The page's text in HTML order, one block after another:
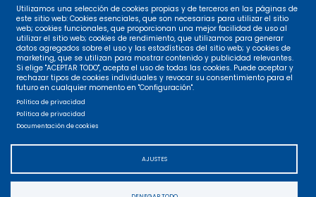
Contacto
Legal
Privacidad
Accesibilidad
Utilizamos una selección de cookies propias y de terceros en las páginas de
este sitio web: Cookies esenciales, que son necesarias para utilizar el sitio
web; cookies funcionales, que proporcionan una mejor facilidad de uso al
utilizar el sitio web; cookies de rendimiento, que utilizamos para generar
datos agregados sobre el uso y las estadísticas del sitio web; y cookies de
marketing, que se utilizan para mostrar contenido y publicidad relevantes.
Si elige "ACEPTAR TODO", acepta el uso de todas las cookies. Puede aceptar y
rechazar tipos de cookies individuales y revocar su consentimiento para el
futuro en cualquier momento en "Configuración".
Política de privacidad
Política de privacidad
Documentación de cookies
AJUSTES